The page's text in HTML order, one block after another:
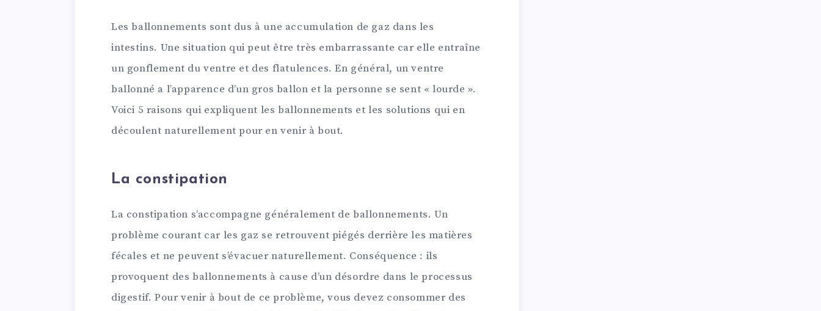
Les ballonnements sont dus à une accumulation de gaz dans les
intestins. Une situation qui peut être très embarrassante car elle entraîne
un gonflement du ventre et des flatulences. En général, un ventre
ballonné a l’apparence d’un gros ballon et la personne se sent « lourde ».
Voici 5 raisons qui expliquent les ballonnements et les solutions qui en
découlent naturellement pour en venir à bout.
La constipation
La constipation s’accompagne généralement de ballonnements. Un
problème courant car les gaz se retrouvent piégés derrière les matières
fécales et ne peuvent s’évacuer naturellement. Conséquence : ils
provoquent des ballonnements à cause d’un désordre dans le processus
digestif. Pour venir à bout de ce problème, vous devez consommer des